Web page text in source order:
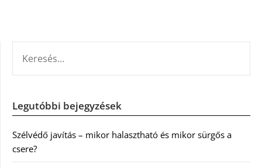
Legutóbbi bejegyzések
Szélvédő javítás – mikor halasztható és mikor sürgős a
csere?